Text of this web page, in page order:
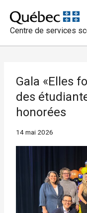
contenu
Centre de services
Gala «Elles
des
honorées
14 mai 2026